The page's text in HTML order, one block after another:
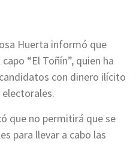
Huerta informó que
“El Toñín”, quien ha
con dinero ilícito
electorales.
que no permitirá que se
para llevar a cabo las